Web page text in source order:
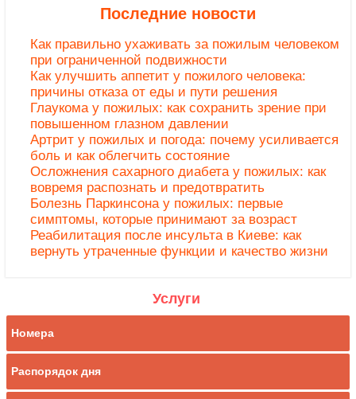
Последние новости
Как правильно ухаживать за пожилым человеком
при ограниченной подвижности
Как улучшить аппетит у пожилого человека:
причины отказа от еды и пути решения
Глаукома у пожилых: как сохранить зрение при
повышенном глазном давлении
Артрит у пожилых и погода: почему усиливается
боль и как облегчить состояние
Осложнения сахарного диабета у пожилых: как
вовремя распознать и предотвратить
Болезнь Паркинсона у пожилых: первые
симптомы, которые принимают за возраст
Реабилитация после инсульта в Киеве: как
вернуть утраченные функции и качество жизни
Услуги
Номера
Распорядок дня